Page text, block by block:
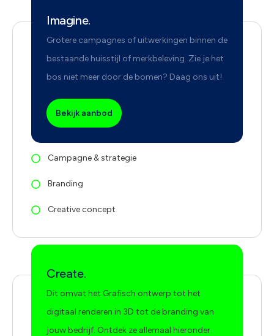
Imagine.
Grotere campagnes of uitwerkingen binnen de
bestaande huisstijl of merkbeleving. Zie je het
bos niet meer door de bomen? Daag ons uit!
Bekijk aanbod
Campagne & strategie
Branding
Creative concept
Create.
Dit omvat het Grafisch ontwerp tot het
digitaal renderen in 3D tot de branding van
jouw bedrijf. Ontdek ze allemaal hieronder.